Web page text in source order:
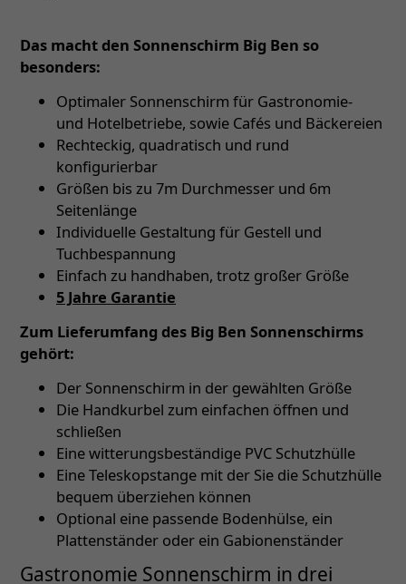
Das macht den Sonnenschirm Big Ben so
besonders:
Optimaler Sonnenschirm für Gastronomie-
und Hotelbetriebe, sowie Cafés und Bäckereien
Rechteckig, quadratisch und rund
konfigurierbar
Größen bis zu 7m Durchmesser und 6m
Seitenlänge
Individuelle Gestaltung für Gestell und
Tuchbespannung
Einfach zu handhaben, trotz großer Größe
5 Jahre Garantie
Zum Lieferumfang des Big Ben Sonnenschirms
gehört:
Der Sonnenschirm in der gewählten Größe
Die Handkurbel zum einfachen öffnen und
schließen
Eine witterungsbeständige PVC Schutzhülle
Eine Teleskopstange mit der Sie die Schutzhülle
bequem überziehen können
Optional eine passende Bodenhülse, ein
Plattenständer oder ein Gabionenständer
Gastronomie Sonnenschirm in drei